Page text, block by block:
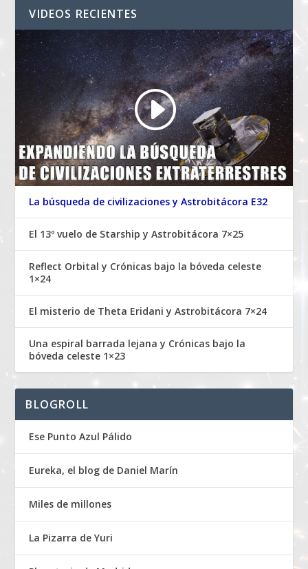
VIDEOS RECIENTES
La búsqueda de civilizaciones y Astrobitácora E32
El 13º vuelo de Starship y Astrobitácora 7×25
Reflect Orbital y Crónicas bajo la bóveda celeste
1×24
El misterio de Theta Eridani y Astrobitácora 7×24
Una espiral barrada lejana y Crónicas bajo la
bóveda celeste 1×23
BLOGROLL
Ese Punto Azul Pálido
Eureka, el blog de Daniel Marín
Miles de millones
La Pizarra de Yuri